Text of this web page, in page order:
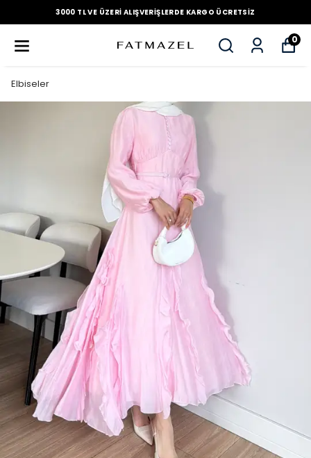
3000 TL VE ÜZERI ALIŞVERIŞLERDE KARGO ÜCRETSIZ
0
Elbiseler